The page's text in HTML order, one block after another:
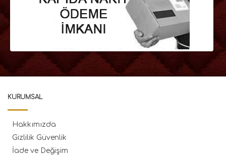
KURUMSAL
Hakkımızda
Gizlilik Güvenlik
İade ve Değişim